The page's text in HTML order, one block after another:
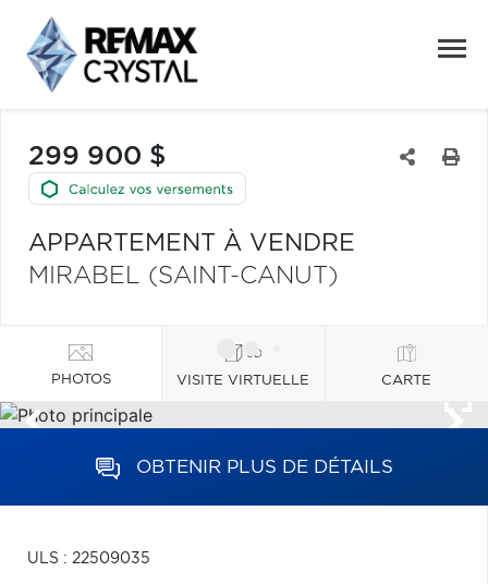
299 900 $
APPARTEMENT À VENDRE
MIRABEL (SAINT-CANUT)
PHOTOS VISITE VIRTUELLE CARTE
OBTENIR PLUS DE DÉTAILS
ULS : 22509035